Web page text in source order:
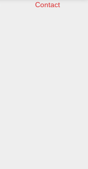
Contact